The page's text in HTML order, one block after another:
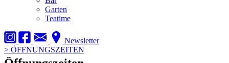
Garten
Teatime
Newsletter
> ÖFFNUNGSZEITEN